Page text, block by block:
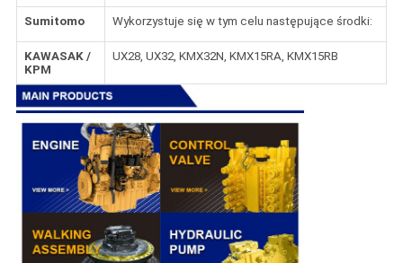
Sumitomo Wykorzystuje się w tym celu następujące środki:
KAWASAK /
KPM
UX28, UX32, KMX32N, KMX15RA, KMX15RB